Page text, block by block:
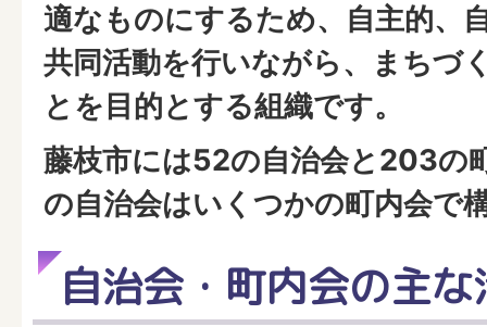
適なものにするため、自主的、
共同活動を行いながら、まちづ
とを目的とする組織です。
藤枝市には52の自治会と203の
の自治会はいくつかの町内会で
自治会・町内会の主な